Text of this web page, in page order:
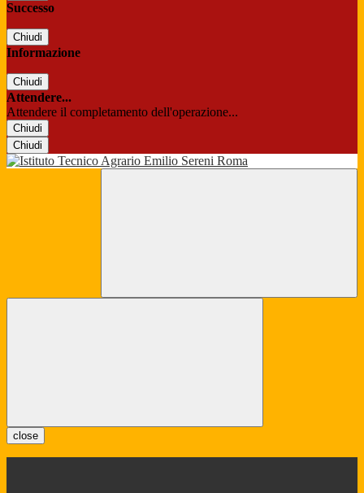
Successo
Chiudi
Informazione
Chiudi
Attendere...
Attendere il completamento dell'operazione...
Chiudi
Chiudi
close